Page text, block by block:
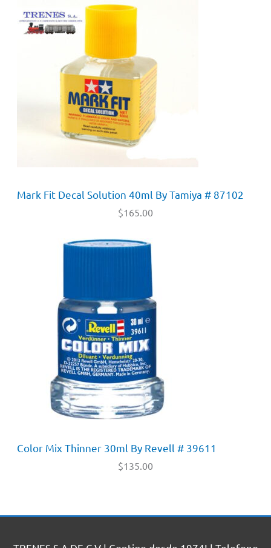
Mark Fit Decal Solution 40ml By Tamiya # 87102
$165.00
Color Mix Thinner 30ml By Revell # 39611
$135.00